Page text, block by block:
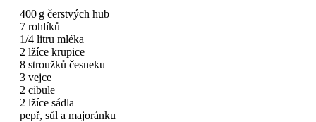
400 g čerstvých hub
7 rohlíků
1/4 litru mléka
2 lžíce krupice
8 stroužků česneku
3 vejce
2 cibule
2 lžíce sádla
pepř, sůl a majoránku